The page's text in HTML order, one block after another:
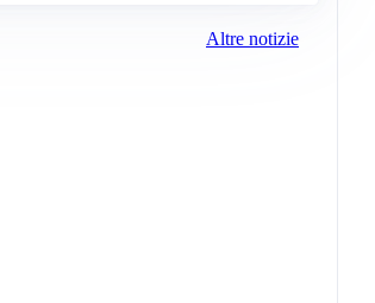
Altre notizie